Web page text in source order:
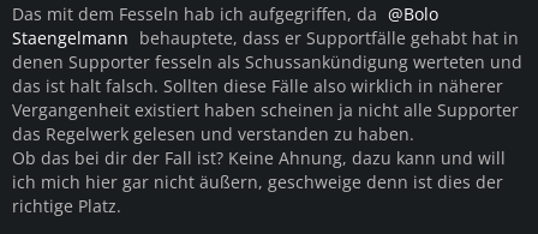
Das mit dem Fesseln hab ich aufgegriffen, da
Bolo
Staengelmann behauptete, dass er Supportfälle gehabt hat in
denen Supporter fesseln als Schussankündigung werteten und
das ist halt falsch. Sollten diese Fälle also wirklich in näherer
Vergangenheit existiert haben scheinen ja nicht alle Supporter
das Regelwerk gelesen und verstanden zu haben.
Ob das bei dir der Fall ist? Keine Ahnung, dazu kann und will
ich mich hier gar nicht äußern, geschweige denn ist dies der
richtige Platz.